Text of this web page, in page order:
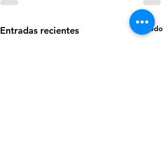
Entradas recientes Ver todo